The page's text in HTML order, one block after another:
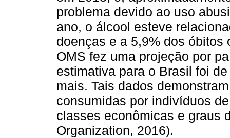
problema devido ao uso
ano, o álcool esteve
doenças e a 5,9% dos óbitos
OMS fez uma projeção por
estimativa para o Brasil foi
mais. Tais dados
consumidas por indivíduos
classes econômicas e graus
Organization, 2016).